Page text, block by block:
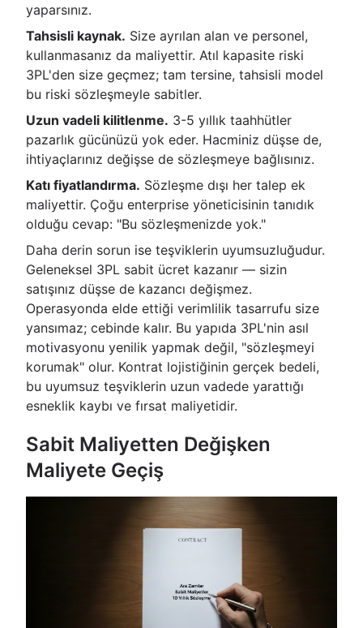
yaparsınız.
Tahsisli kaynak. Size ayrılan alan ve personel,
kullanmasanız da maliyettir. Atıl kapasite riski
3PL'den size geçmez; tam tersine, tahsisli model
bu riski sözleşmeyle sabitler.
Uzun vadeli kilitlenme. 3-5 yıllık taahhütler
pazarlık gücünüzü yok eder. Hacminiz düşse de,
ihtiyaçlarınız değişse de sözleşmeye bağlısınız.
Katı fiyatlandırma. Sözleşme dışı her talep ek
maliyettir. Çoğu enterprise yöneticisinin tanıdık
olduğu cevap: "Bu sözleşmenizde yok."
Daha derin sorun ise teşviklerin uyumsuzluğudur.
Geleneksel 3PL sabit ücret kazanır — sizin
satışınız düşse de kazancı değişmez.
Operasyonda elde ettiği verimlilik tasarrufu size
yansımaz; cebinde kalır. Bu yapıda 3PL'nin asıl
motivasyonu yenilik yapmak değil, "sözleşmeyi
korumak" olur. Kontrat lojistiğinin gerçek bedeli,
bu uyumsuz teşviklerin uzun vadede yarattığı
esneklik kaybı ve fırsat maliyetidir.
Sabit Maliyetten Değişken
Maliyete Geçiş